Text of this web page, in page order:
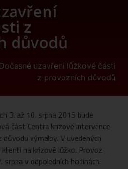
z
důvodů
Dočasné uzavření lůžkové části
z provozních důvodů
3. až 10. srpna 2015 bude
část Centra krizové intervence
výmalby. V uvedených
na krizové lůžko. Provoz
v odpoledních hodinách.